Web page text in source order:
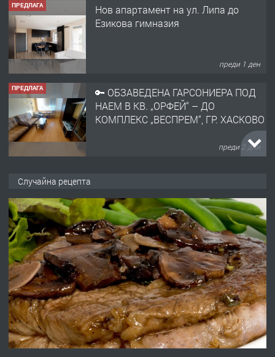
ПРЕДЛАГА
Нов апартамент на ул. Липа до
Езикова гимназия
преди 1 ден
ПРЕДЛАГА
🔑 ОБЗАВЕДЕНА ГАРСОНИЕРА ПОД
НАЕМ В КВ. „ОРФЕЙ“ – ДО
КОМПЛЕКС „ВЕСПРЕМ“, ГР. ХАСКОВО
преди 2 дни
АПАРТАМЕНТ В ЦЕНТЪРА НА ГР.
ХАСКОВО
преди 3 дни
ПРЕДЛАГА Давам гараж под наем
преди 3 дни
ПРЕДЛАГА
№4120 Магазин/Офис под наем в кв.
Случайна рецепта